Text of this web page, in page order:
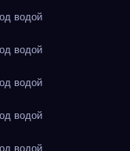
водой
водой
водой
водой
водой